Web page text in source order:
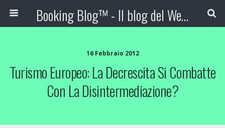
Booking Blog™ - Il blog del Web Marketing Turistico
16 Febbraio 2012
Turismo Europeo: La Decrescita Si Combatte
Con La Disintermediazione?